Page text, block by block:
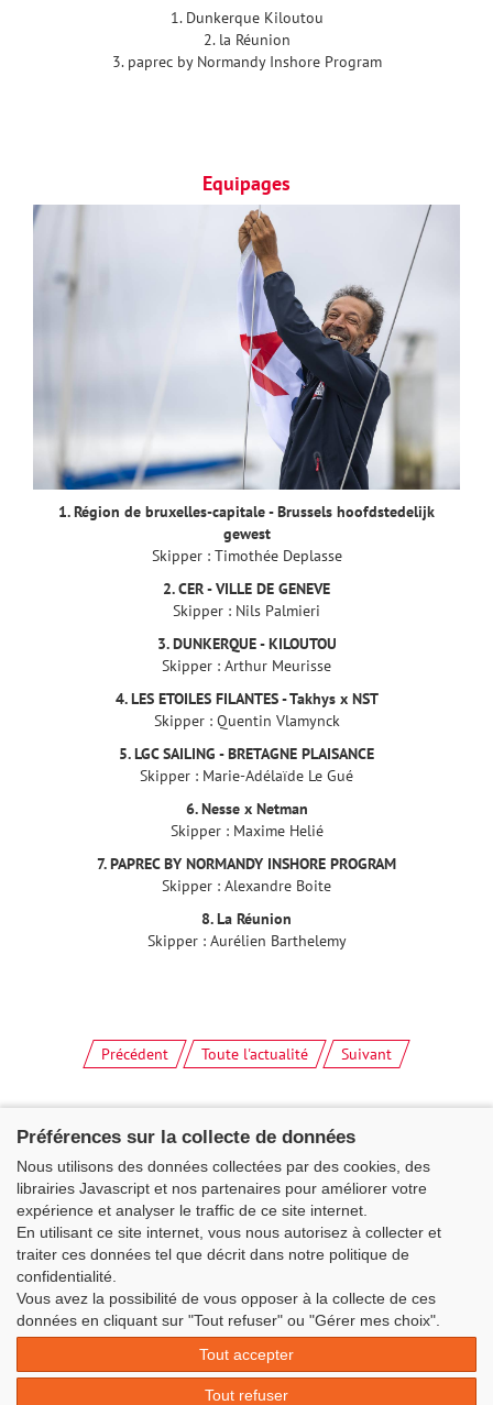
1. Dunkerque Kiloutou
2. la Réunion
3. paprec by Normandy Inshore Program
Equipages
1. Région de bruxelles-capitale - Brussels hoofdstedelijk
gewest
Skipper : Timothée Deplasse
2. CER - VILLE DE GENEVE
Skipper : Nils Palmieri
3. DUNKERQUE - KILOUTOU
Skipper : Arthur Meurisse
4. LES ETOILES FILANTES - Takhys x NST
Skipper : Quentin Vlamynck
5. LGC SAILING - BRETAGNE PLAISANCE
Skipper : Marie-Adélaïde Le Gué
6. Nesse x Netman
Skipper : Maxime Helié
7. PAPREC BY NORMANDY INSHORE PROGRAM
Skipper : Alexandre Boite
8. La Réunion
Skipper : Aurélien Barthelemy
Précédent Toute l'actualité Suivant
Classe Figaro Beneteau - Maison des skippers - N°1 Terre-Plein du
Sous-Marin Papin
La Base 56100 LORIENT -06 11 73 13 35
secretaire@classefigarobeneteau.fr
Préférences sur la collecte de données
Nous utilisons des données collectées par des cookies, des
librairies Javascript et nos partenaires pour améliorer votre
expérience et analyser le traffic de ce site internet.
En utilisant ce site internet, vous nous autorisez à collecter et
traiter ces données tel que décrit dans notre politique de
confidentialité.
Vous avez la possibilité de vous opposer à la collecte de ces
données en cliquant sur "Tout refuser" ou "Gérer mes choix".
Tout accepter
Tout refuser